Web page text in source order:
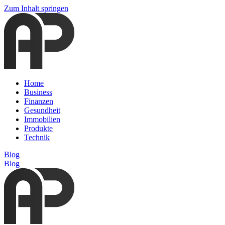
Zum Inhalt springen
Home
Business
Finanzen
Gesundheit
Immobilien
Produkte
Technik
Blog
Blog